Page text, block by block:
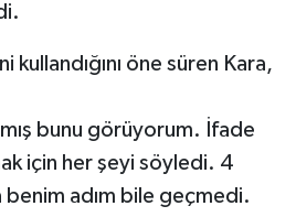
kullandığını öne süren Kara,
bunu görüyorum. İfade
için her şeyi söyledi. 4
benim adım bile geçmedi.